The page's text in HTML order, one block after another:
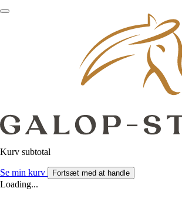
Kurv subtotal
Se min kurv Fortsæt med at handle
Loading...